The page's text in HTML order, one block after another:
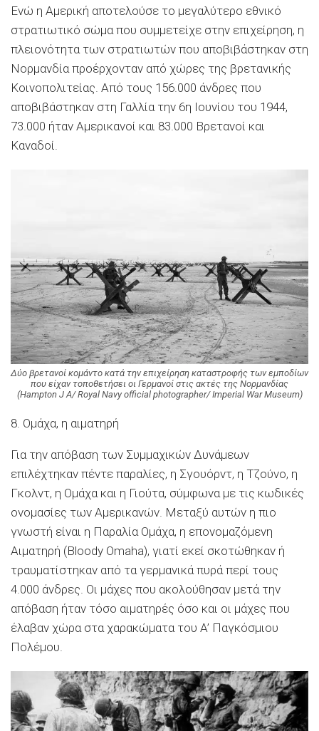
Ενώ η Αμερική αποτελούσε το μεγαλύτερο εθνικό
στρατιωτικό σώμα που συμμετείχε στην επιχείρηση, η
πλειονότητα των στρατιωτών που αποβιβάστηκαν στη
Νορμανδία προέρχονταν από χώρες της βρετανικής
Κοινοπολιτείας. Από τους 156.000 άνδρες που
αποβιβάστηκαν στη Γαλλία την 6η Ιουνίου του 1944,
73.000 ήταν Αμερικανοί και 83.000 Βρετανοί και
Καναδοί.
Δύο βρετανοί κομάντο κατά την επιχείρηση καταστροφής των εμποδίων
που είχαν τοποθετήσει οι Γερμανοί στις ακτές της Νορμανδίας
(Hampton J A/ Royal Navy official photographer/ Imperial War Museum)
8. Ομάχα, η αιματηρή
Για την απόβαση των Συμμαχικών Δυνάμεων
επιλέχτηκαν πέντε παραλίες, η Σγουόρντ, η Τζούνο, η
Γκολντ, η Ομάχα και η Γιούτα, σύμφωνα με τις κωδικές
ονομασίες των Αμερικανών. Μεταξύ αυτών η πιο
γνωστή είναι η Παραλία Ομάχα, η επονομαζόμενη
Αιματηρή (Bloody Omaha), γιατί εκεί σκοτώθηκαν ή
τραυματίστηκαν από τα γερμανικά πυρά περί τους
4.000 άνδρες. Οι μάχες που ακολούθησαν μετά την
απόβαση ήταν τόσο αιματηρές όσο και οι μάχες που
έλαβαν χώρα στα χαρακώματα του A’ Παγκόσμιου
Πολέμου.